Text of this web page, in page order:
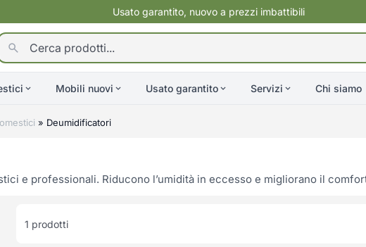
Usato garantito, nuovo a prezzi imbattibili
Mobili nuovi Usato garantito Servizi Chi siamo
» Deumidificatori
e professionali. Riducono l’umidità in eccesso e migliorano il
1 prodotti